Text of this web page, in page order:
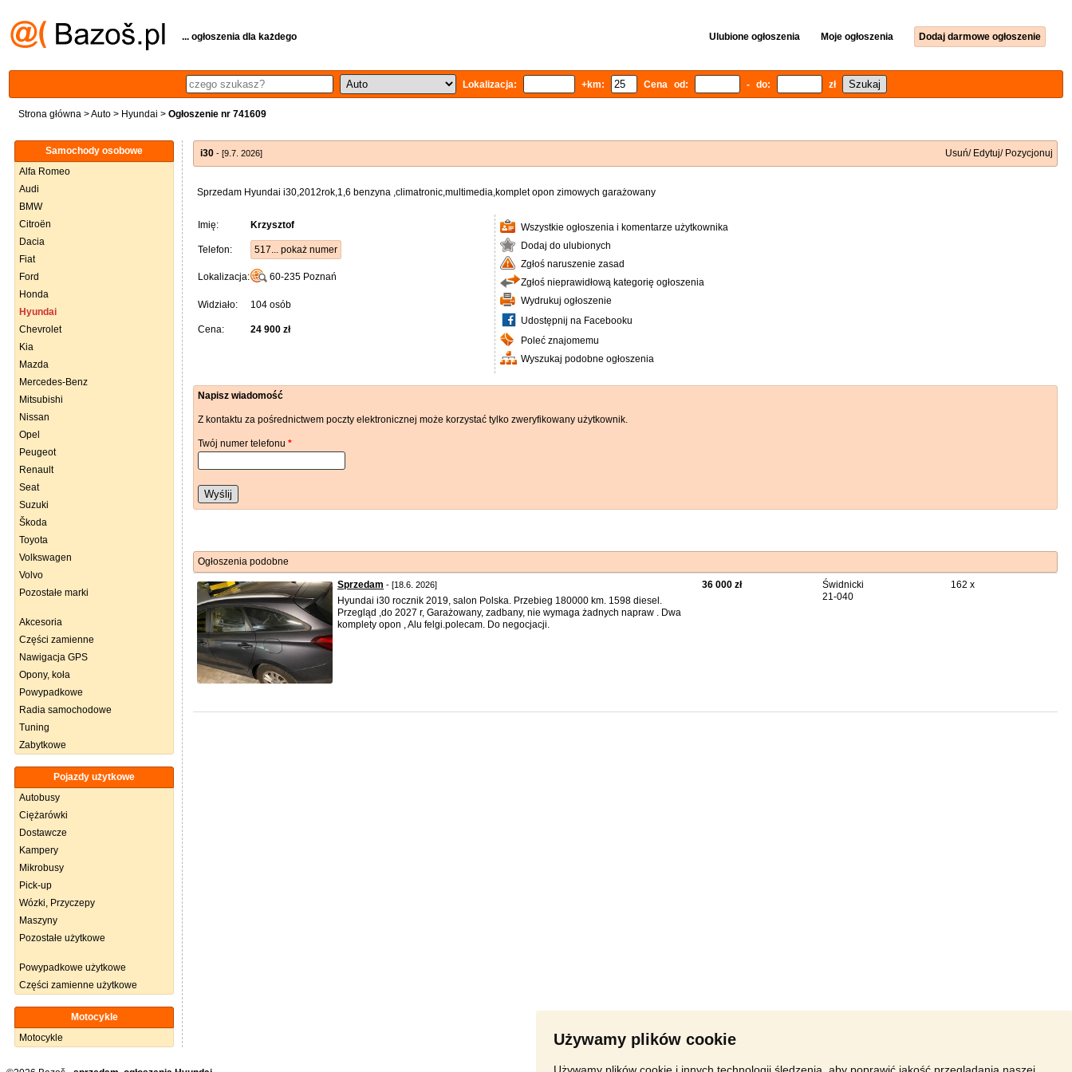
Używamy plików cookie
Używamy plików cookie i innych technologii śledzenia, aby poprawić jakość przeglądania naszej
... ogłoszenia dla każdego Ulubione ogłoszenia Moje ogłoszenia Dodaj darmowe ogłoszenie
Lokalizacja: +km: Cena od: - do: zł
Strona główna >Auto > Hyundai > Ogłoszenie nr 741609
Samochody osobowe
Alfa Romeo
Audi
BMW
Citroën
Dacia
Fiat
Ford
Honda
Hyundai
Chevrolet
Kia
Mazda
Mercedes-Benz
Mitsubishi
Nissan
Opel
Peugeot
Renault
Seat
Suzuki
Škoda
Toyota
Volkswagen
Volvo
Pozostałe marki
Akcesoria
Części zamienne
Nawigacja GPS
Opony, koła
Powypadkowe
Radia samochodowe
Tuning
Zabytkowe
Pojazdy użytkowe
Autobusy
Ciężarówki
Dostawcze
Kampery
Mikrobusy
Pick-up
Wózki, Przyczepy
Maszyny
Pozostałe użytkowe
Powypadkowe użytkowe
Części zamienne użytkowe
Motocykle
Motocykle
i30 - [9.7. 2026] Usuń/ Edytuj/ Pozycjonuj
Sprzedam Hyundai i30,2012rok,1,6 benzyna ,climatronic,multimedia,komplet opon zimowych garażowany
Imię: Krzysztof
Telefon: 517... pokaż numer
Lokalizacja: 60-235 Poznań
Widziało: 104 osób
Cena: 24 900 zł
Wszystkie ogłoszenia i komentarze użytkownika
Dodaj do ulubionych
Zgłoś naruszenie zasad
Zgłoś nieprawidłową kategorię ogłoszenia
Wydrukuj ogłoszenie
Udostępnij na Facebooku
Poleć znajomemu
Wyszukaj podobne ogłoszenia
Napisz wiadomość
Z kontaktu za pośrednictwem poczty elektronicznej może korzystać tylko zweryfikowany użytkownik.
Twój numer telefonu *
Wyślij
Ogłoszenia podobne
Sprzedam - [18.6. 2026]
Hyundai i30 rocznik 2019, salon Polska. Przebieg 180000 km. 1598 diesel.
Przegląd ,do 2027 r, Garażowany, zadbany, nie wymaga żadnych napraw . Dwa
komplety opon , Alu felgi.polecam. Do negocjacji.
36 000 zł
Świdnicki
21-040
162 x